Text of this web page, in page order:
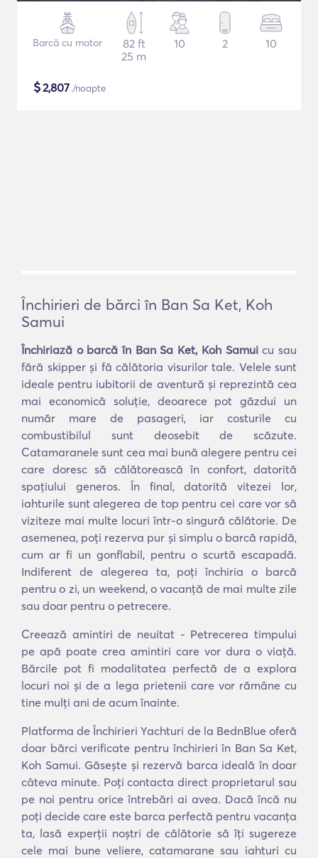
Barcă cu motor
82 ft
25 m
10 2 10
$2,807 /noapte
Închirieri de bărci în Ban Sa Ket, Koh
Samui
Închiriază o barcă în Ban Sa Ket, Koh Samuicu sau
fără skipper și fă călătoria visurilor tale. Velele sunt
ideale pentru iubitorii de aventură și reprezintă cea
mai economică soluție, deoarece pot găzdui un
număr mare de pasageri, iar costurile cu
combustibilul sunt deosebit de scăzute.
Catamaranele sunt cea mai bună alegere pentru cei
care doresc să călătorească în confort, datorită
spațiului generos. În final, datorită vitezei lor,
iahturile sunt alegerea de top pentru cei care vor să
viziteze mai multe locuri într-o singură călătorie. De
asemenea, poți rezerva pur și simplu o barcă rapidă,
cum ar fi un gonflabil, pentru o scurtă escapadă.
Indiferent de alegerea ta, poți închiria o barcă
pentru o zi, un weekend, o vacanță de mai multe zile
sau doar pentru o petrecere.
Creează amintiri de neuitat - Petrecerea timpului
pe apă poate crea amintiri care vor dura o viață.
Bărcile pot fi modalitatea perfectă de a explora
locuri noi și de a lega prietenii care vor rămâne cu
tine mulți ani de acum înainte.
Platforma de Închirieri Yachturi de la BednBlue oferă
doar bărci verificate pentru închirieri în Ban Sa Ket,
Koh Samui. Găsește și rezervă barca ideală în doar
câteva minute. Poți contacta direct proprietarul sau
pe noi pentru orice întrebări ai avea. Dacă încă nu
poți decide care este barca perfectă pentru vacanța
ta, lasă experții noștri de călătorie să îți sugereze
cele mai bune veliere, catamarane sau iahturi cu